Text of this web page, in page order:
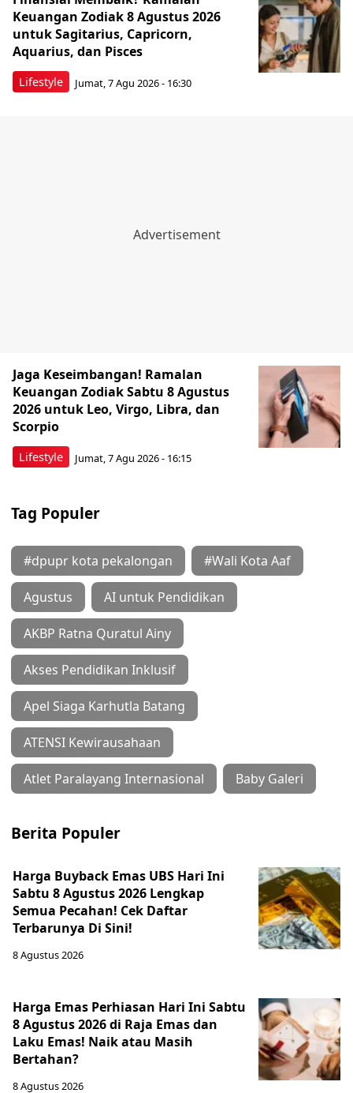
Lifestyle
Keuangan Zodiak 8 Agustus 2026
untuk Sagitarius, Capricorn,
Aquarius, dan Pisces
Jumat, 7 Agu 2026 - 16:30
Lifestyle
Jaga Keseimbangan! Ramalan
Keuangan Zodiak Sabtu 8 Agustus
2026 untuk Leo, Virgo, Libra, dan
Scorpio
Jumat, 7 Agu 2026 - 16:15
Tag Populer
#dpupr kota pekalongan #Wali Kota Aaf
Agustus AI untuk Pendidikan
AKBP Ratna Quratul Ainy
Akses Pendidikan Inklusif
Apel Siaga Karhutla Batang
ATENSI Kewirausahaan
Atlet Paralayang Internasional Baby Galeri
Berita Populer
Harga Buyback Emas UBS Hari Ini
Sabtu 8 Agustus 2026 Lengkap
Semua Pecahan! Cek Daftar
Terbarunya Di Sini!
8 Agustus 2026
Harga Emas Perhiasan Hari Ini Sabtu
8 Agustus 2026 di Raja Emas dan
Laku Emas! Naik atau Masih
Bertahan?
8 Agustus 2026